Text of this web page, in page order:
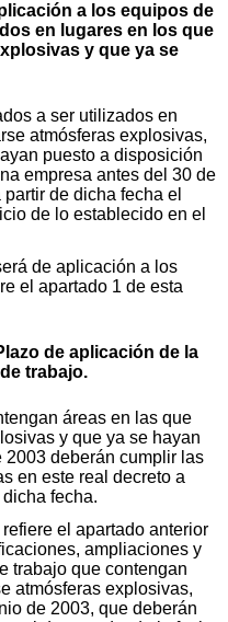
a los equipos de
en lugares en los que
y que ya se
a ser utilizados en
atmósferas explosivas,
puesto a disposición
empresa antes del 30 de
de dicha fecha el
de lo establecido en el
de aplicación a los
el apartado 1 de esta
de aplicación de la
trabajo.
áreas en las que
y que ya se hayan
deberán cumplir las
en este real decreto a
fecha.
el apartado anterior
ampliaciones y
trabajo que contengan
atmósferas explosivas,
de 2003, que deberán